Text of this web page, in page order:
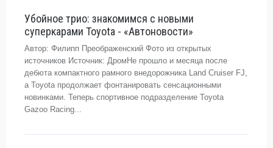
Убойное трио: знакомимся с новыми
суперкарами Toyota - «Автоновости»
Автор: Филипп Преображенский Фото из открытых
источников Источник: ДромНе прошло и месяца после
дебюта компактного рамного внедорожника Land Cruiser FJ,
а Toyota продолжает фонтанировать сенсационными
новинками. Теперь спортивное подразделение Toyota
Gazoo Racing...